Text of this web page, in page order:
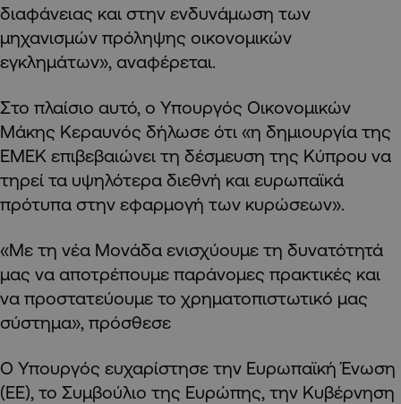
διαφάνειας και στην ενδυνάμωση των
μηχανισμών πρόληψης οικονομικών
εγκλημάτων», αναφέρεται.
Στο πλαίσιο αυτό, ο Υπουργός Οικονομικών
Μάκης Κεραυνός δήλωσε ότι «η δημιουργία της
ΕΜΕΚ επιβεβαιώνει τη δέσμευση της Κύπρου να
τηρεί τα υψηλότερα διεθνή και ευρωπαϊκά
πρότυπα στην εφαρμογή των κυρώσεων».
«Με τη νέα Μονάδα ενισχύουμε τη δυνατότητά
μας να αποτρέπουμε παράνομες πρακτικές και
να προστατεύουμε το χρηματοπιστωτικό μας
σύστημα», πρόσθεσε
Ο Υπουργός ευχαρίστησε την Ευρωπαϊκή Ένωση
(ΕΕ), το Συμβούλιο της Ευρώπης, την Κυβέρνηση